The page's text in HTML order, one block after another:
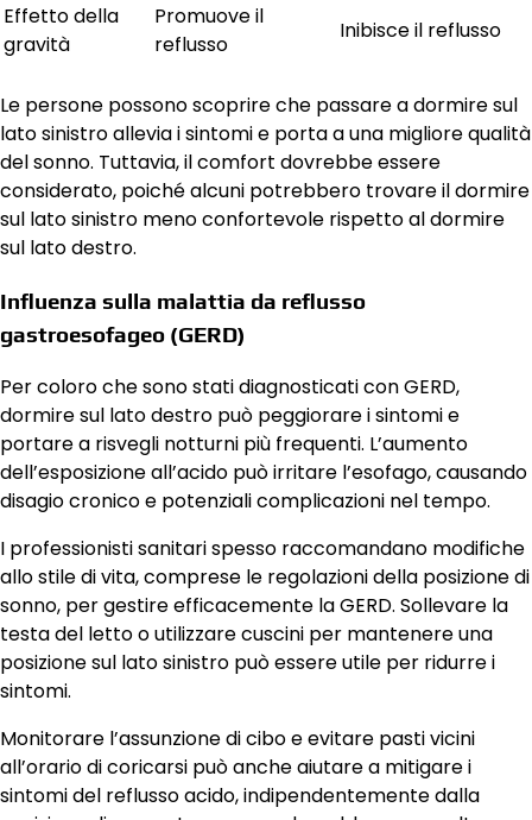
Effetto della
gravità
Promuove il
reflusso
Inibisce il reflusso
Le persone possono scoprire che passare a dormire sul
lato sinistro allevia i sintomi e porta a una migliore qualità
del sonno. Tuttavia, il comfort dovrebbe essere
considerato, poiché alcuni potrebbero trovare il dormire
sul lato sinistro meno confortevole rispetto al dormire
sul lato destro.
Influenza sulla malattia da reflusso
gastroesofageo (GERD)
Per coloro che sono stati diagnosticati con GERD,
dormire sul lato destro può peggiorare i sintomi e
portare a risvegli notturni più frequenti. L’aumento
dell’esposizione all’acido può irritare l’esofago, causando
disagio cronico e potenziali complicazioni nel tempo.
I professionisti sanitari spesso raccomandano modifiche
allo stile di vita, comprese le regolazioni della posizione di
sonno, per gestire efficacemente la GERD. Sollevare la
testa del letto o utilizzare cuscini per mantenere una
posizione sul lato sinistro può essere utile per ridurre i
sintomi.
Monitorare l’assunzione di cibo e evitare pasti vicini
all’orario di coricarsi può anche aiutare a mitigare i
sintomi del reflusso acido, indipendentemente dalla